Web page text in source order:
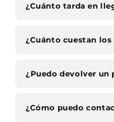
¿Cuánto tarda en
¿Cuánto cuestan
¿Puedo devolver un
¿Cómo puedo